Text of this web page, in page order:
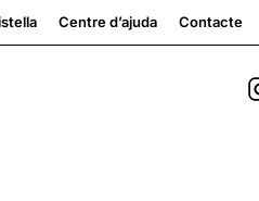
Centre d’ajuda Contacte